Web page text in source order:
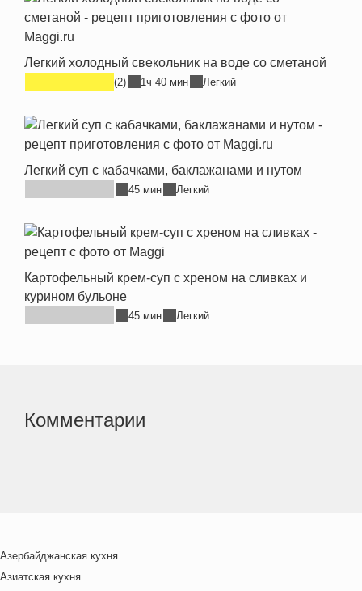
Легкий холодный свекольник на воде со сметаной
(2) 1ч 40 мин Легкий
Легкий суп с кабачками, баклажанами и нутом
45 мин Легкий
Картофельный крем-суп с хреном на сливках и
курином бульоне
45 мин Легкий
Комментарии
Азербайджанская кухня
Азиатская кухня